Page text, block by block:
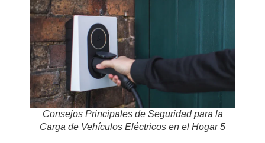
Consejos Principales de Seguridad para la
Carga de Vehículos Eléctricos en el Hogar 5